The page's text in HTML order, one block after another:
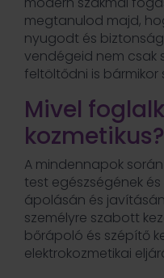
megtanulod majd,
nyugodt és
vendégeid nem csak
feltöltődni is bármikor
Mivel
kozmetikus?
A mindennapok
test egészségének
ápolásán és
személyre szabott
bőrápoló és szépítő
elektrokozmetikai